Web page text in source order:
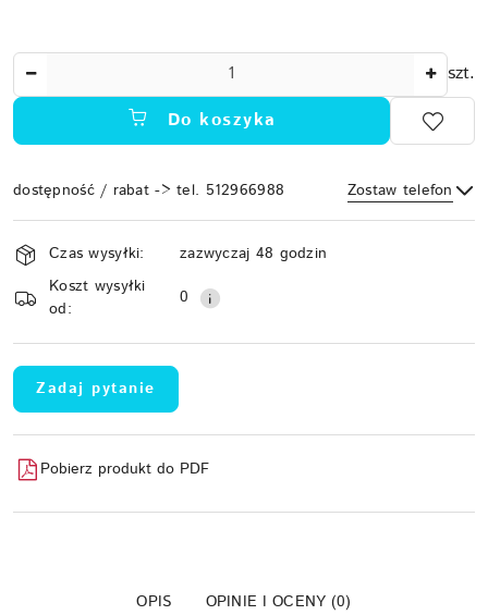
szt.
Do koszyka
dostępność / rabat -> tel. 512966988 Zostaw telefon
Wyślij
Dostępność
i
dostawa
Czas wysyłki:
zazwyczaj 48 godzin
Koszt wysyłki
od:
0
Zadaj pytanie
Pobierz produkt do PDF
OPIS OPINIE I OCENY (0)